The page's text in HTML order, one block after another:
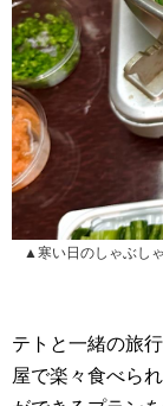
▲寒い日のしゃぶし
テトと一緒の旅
屋で楽々食べら